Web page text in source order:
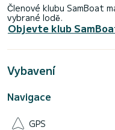
Členové klubu SamBoat
vybrané lodě.
Objevte klub
Vybavení
Navigace
GPS